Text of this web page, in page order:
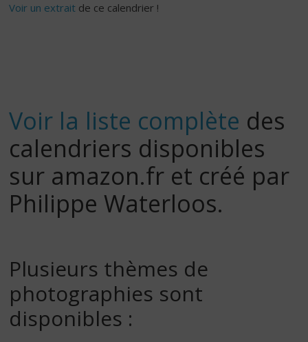
Voir un extrait de ce calendrier !
Voir la liste complète des
calendriers disponibles
sur amazon.fr et créé par
Philippe Waterloos.
Plusieurs thèmes de
photographies sont
disponibles :